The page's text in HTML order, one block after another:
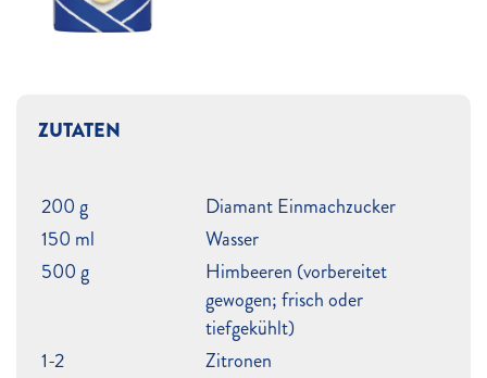
ZUTATEN
200 g
Diamant Einmachzucker
150 ml
Wasser
500 g
Himbeeren (vorbereitet
gewogen; frisch oder
tiefgekühlt)
1-2
Zitronen